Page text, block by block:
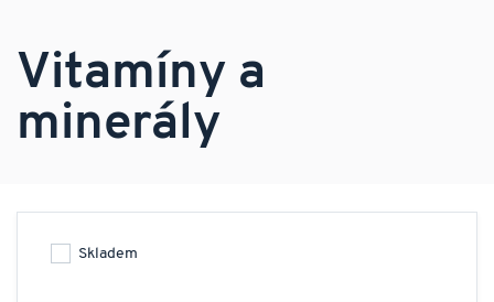
Vitamíny a
minerály
Skladem